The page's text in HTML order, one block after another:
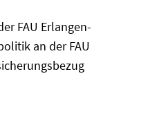
FAU Erlangen-
an der FAU